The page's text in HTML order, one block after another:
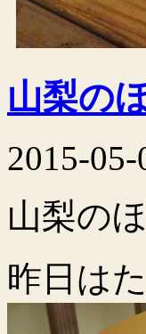
山梨の
2015-05-
山梨の
昨日は